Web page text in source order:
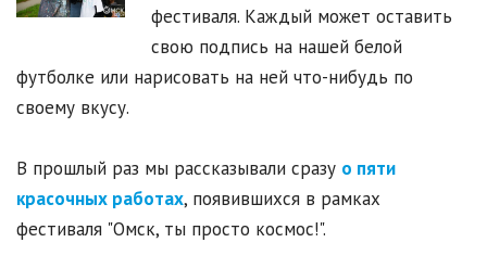
фестиваля. Каждый может оставить
свою подпись на нашей белой
футболке или нарисовать на ней что-нибудь по
своему вкусу.
В прошлый раз мы рассказывали сразу о пяти
красочных работах, появившихся в рамках
фестиваля "Омск, ты просто космос!".